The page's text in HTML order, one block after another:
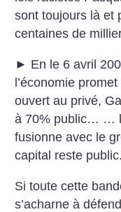
sont toujours là et
centaines de
► En le 6 avril
l’économie
ouvert au privé,
à 70% public… …
fusionne avec le
capital reste public.
Si toute cette
s’acharne à